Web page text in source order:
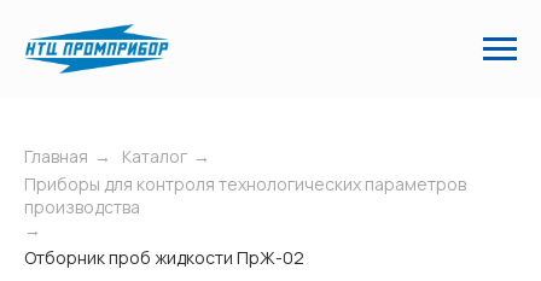
Главная → Каталог →
Приборы для контроля технологических параметров
производства
→
Отборник проб жидкости ПрЖ-02